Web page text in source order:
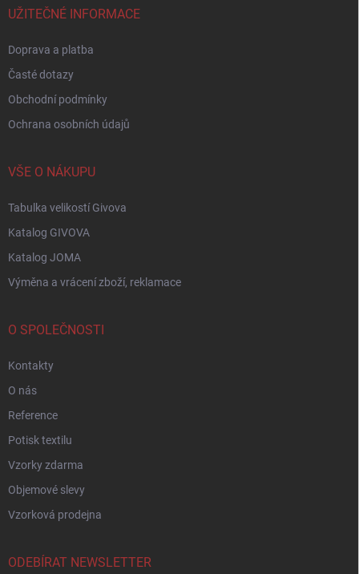
UŽITEČNÉ INFORMACE
Doprava a platba
Časté dotazy
Obchodní podmínky
Ochrana osobních údajů
VŠE O NÁKUPU
Tabulka velikostí Givova
Katalog GIVOVA
Katalog JOMA
Výměna a vrácení zboží, reklamace
O SPOLEČNOSTI
Kontakty
O nás
Reference
Potisk textilu
Vzorky zdarma
Objemové slevy
Vzorková prodejna
ODEBÍRAT NEWSLETTER